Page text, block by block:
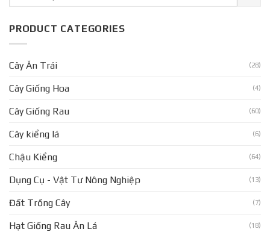
PRODUCT CATEGORIES
Cây Ăn Trái (28)
Cây Giống Hoa (4)
Cây Giống Rau (60)
Cây kiểng lá (6)
Chậu Kiểng (64)
Dụng Cụ - Vật Tư Nông Nghiệp (13)
Đất Trồng Cây (7)
Hạt Giống Rau Ăn Lá (18)